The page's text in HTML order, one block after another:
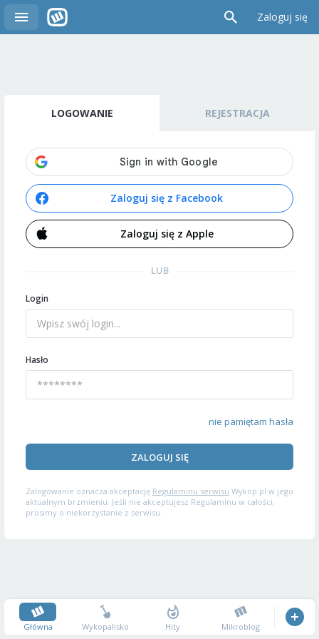
Zaloguj się
LOGOWANIE REJESTRACJA
Zaloguj się z Facebook
Zaloguj się z Apple
LUB
Login
Hasło
nie pamiętam hasła
ZALOGUJ SIĘ
Zalogowanie oznacza akceptację Regulaminu serwisu Wykop.pl w jego
aktualnym brzmieniu. Jeśli nie akceptujesz Regulaminu w całości,
prosimy o niekorzystanie z serwisu.
Główna Wykopalisko Hity Mikroblog